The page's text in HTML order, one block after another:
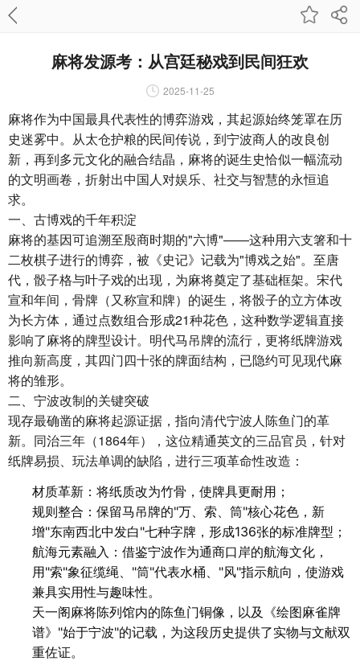
麻将发源考：从宫廷秘戏到民间狂欢
2025-11-25
麻将作为中国最具代表性的博弈游戏，其起源始终笼罩在历
史迷雾中。从太仓护粮的民间传说，到宁波商人的改良创
新，再到多元文化的融合结晶，麻将的诞生史恰似一幅流动
的文明画卷，折射出中国人对娱乐、社交与智慧的永恒追
求。
一、古博戏的千年积淀
麻将的基因可追溯至殷商时期的"六博"——这种用六支箸和十
二枚棋子进行的博弈，被《史记》记载为"博戏之始"。至唐
代，骰子格与叶子戏的出现，为麻将奠定了基础框架。宋代
宣和年间，骨牌（又称宣和牌）的诞生，将骰子的立方体改
为长方体，通过点数组合形成21种花色，这种数学逻辑直接
影响了麻将的牌型设计。明代马吊牌的流行，更将纸牌游戏
推向新高度，其四门四十张的牌面结构，已隐约可见现代麻
将的雏形。
二、宁波改制的关键突破
现存最确凿的麻将起源证据，指向清代宁波人陈鱼门的革
新。同治三年（1864年），这位精通英文的三品官员，针对
纸牌易损、玩法单调的缺陷，进行三项革命性改造：
材质革新：将纸质改为竹骨，使牌具更耐用；
规则整合：保留马吊牌的"万、索、筒"核心花色，新
增"东南西北中发白"七种字牌，形成136张的标准牌型；
航海元素融入：借鉴宁波作为通商口岸的航海文化，
用"索"象征缆绳、"筒"代表水桶、"风"指示航向，使游戏
兼具实用性与趣味性。
天一阁麻将陈列馆内的陈鱼门铜像，以及《绘图麻雀牌
谱》"始于宁波"的记载，为这段历史提供了实物与文献双
重佐证。